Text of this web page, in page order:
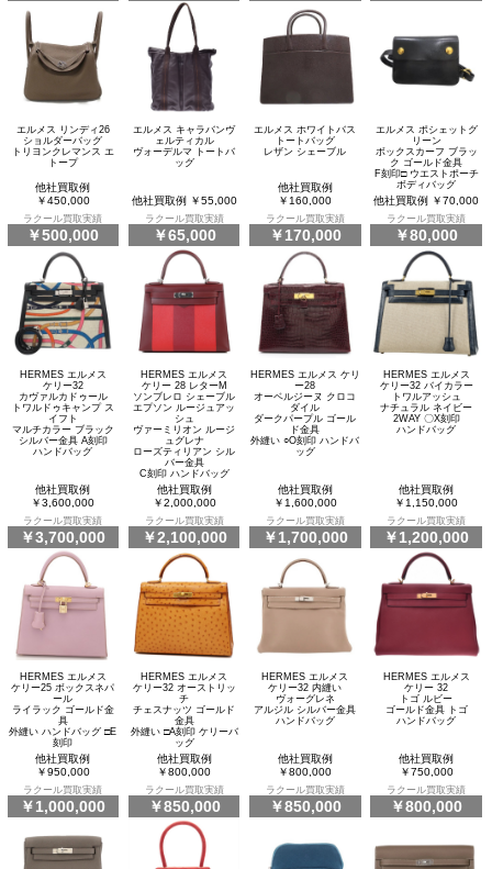
エルメス リンディ26
ショルダーバッグ
トリヨンクレマンス エ
トープ
他社買取例
￥450,000
ラクール買取実績
￥500,000
エルメス キャラバンヴ
ェルティカル
ヴォーデルマ トートバ
ッグ
他社買取例 ￥55,000
ラクール買取実績
￥65,000
エルメス ホワイトバス
トートバッグ
レザン シェーブル
他社買取例
￥160,000
ラクール買取実績
￥170,000
エルメス ポシェットグ
リーン
ボックスカーフ ブラッ
ク ゴールド金具
F刻印□ ウエストポーチ
ボディバッグ
他社買取例 ￥70,000
ラクール買取実績
￥80,000
HERMES エルメス
ケリー32
カヴァルカドゥール
トワルドゥキャンプ ス
イフト
マルチカラー ブラック
シルバー金具 A刻印
ハンドバッグ
他社買取例
￥3,600,000
ラクール買取実績
￥3,700,000
HERMES エルメス
ケリー 28 レターM
ソンブレロ シェーブル
エプソン ルージュアッ
シュ
ヴァーミリオン ルージ
ュグレナ
ローズティリアン シル
バー金具
C刻印 ハンドバッグ
他社買取例
￥2,000,000
ラクール買取実績
￥2,100,000
HERMES エルメス ケリ
ー28
オーベルジーヌ クロコ
ダイル
ダークパープル ゴール
ド金具
外縫い ○O刻印 ハンドバ
ッグ
他社買取例
￥1,600,000
ラクール買取実績
￥1,700,000
HERMES エルメス
ケリー32 バイカラー
トワルアッシュ
ナチュラル ネイビー
2WAY 〇X刻印
ハンドバッグ
他社買取例
￥1,150,000
ラクール買取実績
￥1,200,000
HERMES エルメス
ケリー25 ボックスネパ
ール
ライラック ゴールド金
具
外縫い ハンドバッグ □E
刻印
他社買取例
￥950,000
ラクール買取実績
￥1,000,000
HERMES エルメス
ケリー32 オーストリッ
チ
チェスナッツ ゴールド
金具
外縫い □A刻印 ケリーバ
ッグ
他社買取例
￥800,000
ラクール買取実績
￥850,000
HERMES エルメス
ケリー32 内縫い
ヴォーグレネ
アルジル シルバー金具
ハンドバッグ
他社買取例
￥800,000
ラクール買取実績
￥850,000
HERMES エルメス
ケリー 32
トゴ ルビー
ゴールド金具 トゴ
ハンドバッグ
他社買取例
￥750,000
ラクール買取実績
￥800,000